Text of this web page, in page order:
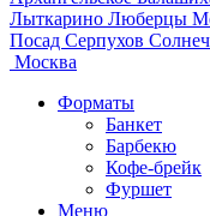
Лыткарино Люберцы
Посад Серпухов
Москва
Форматы
Банкет
Барбекю
Кофе-брейк
Фуршет
Меню